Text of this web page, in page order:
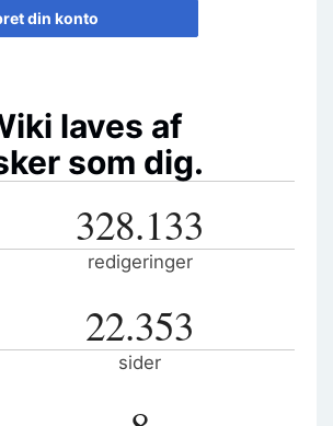
din konto
laves af
som dig.
328.133
redigeringer
22.353
sider